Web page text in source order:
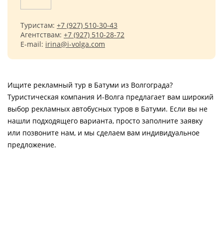
Туристам: +7 (927) 510-30-43
Агентствам: +7 (927) 510-28-72
E-mail: irina@i-volga.com
Ищите рекламный тур в Батуми из Волгограда?
Туристическая компания И-Волга предлагает вам широкий
выбор рекламных автобусных туров в Батуми. Если вы не
нашли подходящего варианта, просто заполните заявку
или позвоните нам, и мы сделаем вам индивидуальное
предложение.